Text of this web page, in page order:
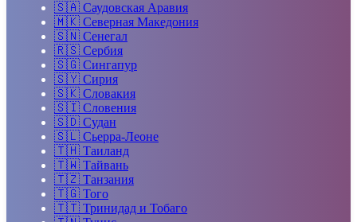
🇸🇦 Саудовская Аравия
🇲🇰 Северная Македония
🇸🇳 Сенегал
🇷🇸 Сербия
🇸🇬 Сингапур
🇸🇾 Сирия
🇸🇰 Словакия
🇸🇮 Словения
🇸🇩 Судан
🇸🇱 Сьерра-Леоне
🇹🇭 Таиланд
🇹🇼 Тайвань
🇹🇿 Танзания
🇹🇬 Того
🇹🇹 Тринидад и Тобаго